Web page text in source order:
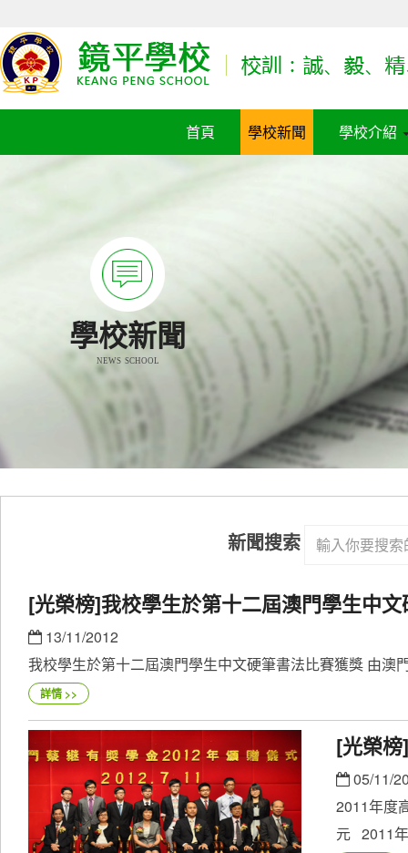
首頁 學校新聞 學校介紹
學校新聞
NEWS SCHOOL
新聞搜索
[光榮榜]我校學生於第十二屆澳門學生中
13/11/2012
我校學生於第十二屆澳門學生中文硬筆書法比賽獲獎 由澳
詳情 >>
[光榮
05/11/
2011年度
元 2011